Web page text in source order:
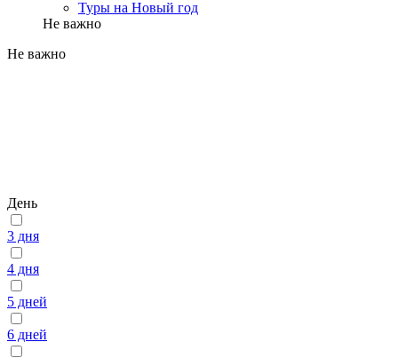
Туры на Новый год
Не важно
Не важно
День
3 дня
4 дня
5 дней
6 дней